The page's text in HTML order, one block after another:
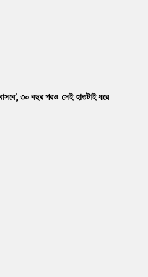
৩০ বছর পরও সেই হাতটাই ধরে